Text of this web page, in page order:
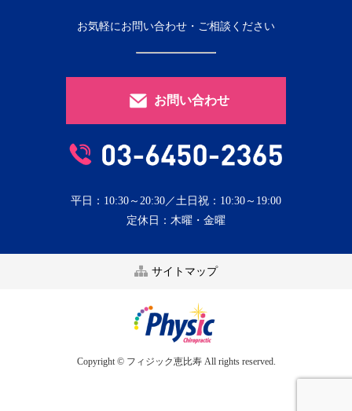
お気軽にお問い合わせ・ご相談ください
お問い合わせ
平日：10:30～20:30／土日祝：10:30～19:00
定休日：木曜・金曜
サイトマップ
Copyright © フィジック恵比寿 All rights reserved.